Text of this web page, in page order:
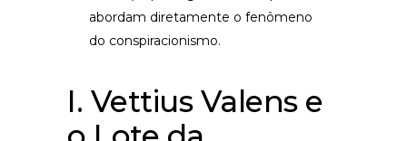
abordam diretamente o fenômeno
do conspiracionismo.
I. Vettius Valens e